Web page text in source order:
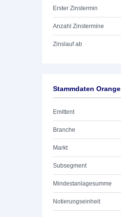
Erster Zinstermin
Anzahl Zinstermine
Zinslauf ab
Stammdaten
Emittent
Branche
Markt
Subsegment
Mindestanlagesumme
Notierungseinheit